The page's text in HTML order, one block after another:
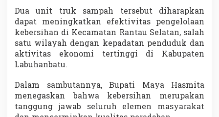
a
m
p
a
h
M
e
j
u
L
a
Dua unit truk sampah tersebut diharapkan
dapat meningkatkan efektivitas pengelolaan
kebersihan di Kecamatan Rantau Selatan, salah
satu wilayah dengan kepadatan penduduk dan
aktivitas ekonomi tertinggi di Kabupaten
Labuhanbatu.
Dalam sambutannya, Bupati Maya Hasmita
menegaskan bahwa kebersihan merupakan
tanggung jawab seluruh elemen masyarakat